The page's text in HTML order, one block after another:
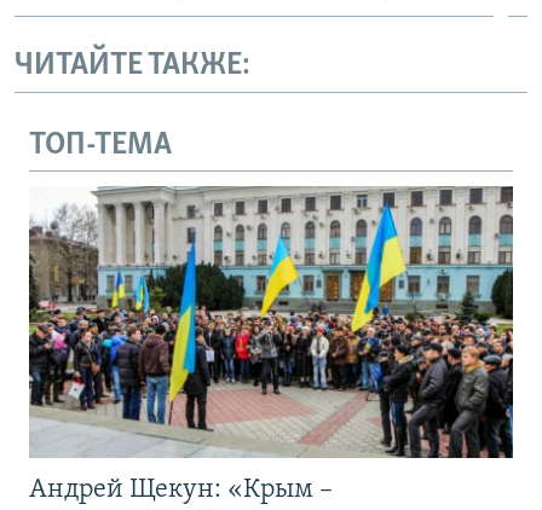
ЧИТАЙТЕ ТАКЖЕ:
ТОП-ТЕМА
Андрей Щекун: «Крым –